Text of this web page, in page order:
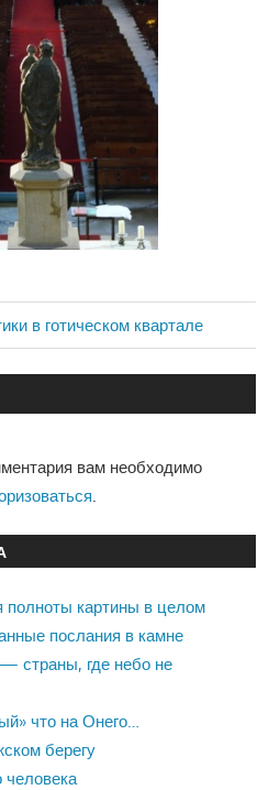
в готическом квартале
вам необходимо
картины в целом
послания в камне
страны, где небо не
что на Онего…
берегу